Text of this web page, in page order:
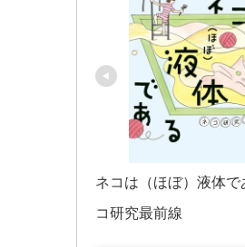
ネコは（ほぼ）液体で
コ研究最前線